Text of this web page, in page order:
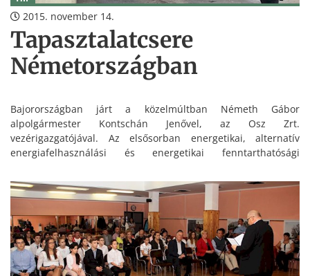
2015. november 14.
Tapasztalatcsere
Németországban
Bajorországban járt a közelmúltban Németh Gábor
alpolgármester Kontschán Jenővel, az Osz Zrt.
vezérigazgatójával. Az elsősorban energetikai, alternatív
energiafelhasználási és energetikai fenntarthatósági
Kereskedelmi és Iparkamara, valamint a Bajor Gazdasági,
Média, Energiaügyi és Technológiai Minisztériuma szervezte.